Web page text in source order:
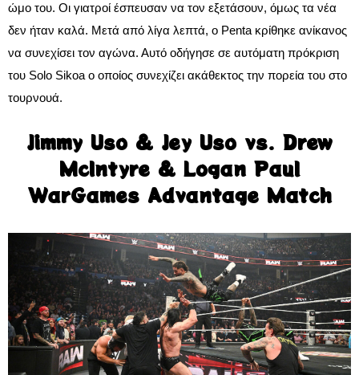
ώμο του. Οι γιατροί έσπευσαν να τον εξετάσουν, όμως τα νέα
δεν ήταν καλά. Μετά από λίγα λεπτά, ο Penta κρίθηκε ανίκανος
να συνεχίσει τον αγώνα. Αυτό οδήγησε σε αυτόματη πρόκριση
του Solo Sikoa ο οποίος συνεχίζει ακάθεκτος την πορεία του στο
τουρνουά.
Jimmy Uso & Jey Uso vs. Drew
McIntyre & Logan Paul
WarGames Advantage Match